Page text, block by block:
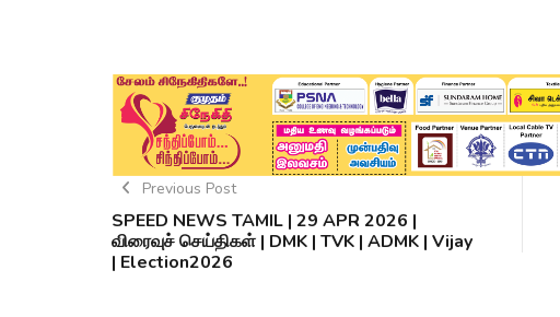
Previous Post
SPEED NEWS TAMIL | 29 APR 2026 |
விரைவுச் செய்திகள் | DMK | TVK | ADMK | Vijay
| Election2026